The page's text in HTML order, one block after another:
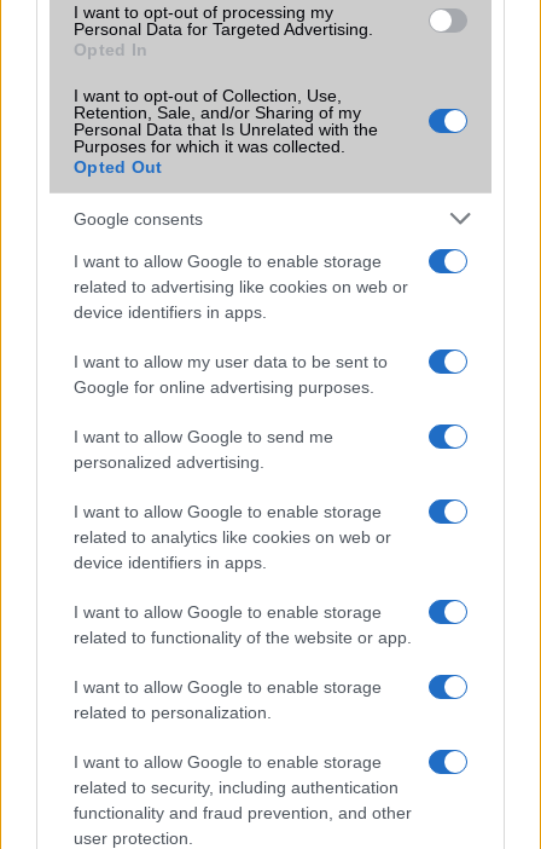
I want to opt-out of processing my
Personal Data for Targeted Advertising.
Opted In
I want to opt-out of Collection, Use,
Retention, Sale, and/or Sharing of my
Personal Data that Is Unrelated with the
Purposes for which it was collected.
Opted Out
Google consents
I want to allow Google to enable storage
related to advertising like cookies on web or
device identifiers in apps.
I want to allow my user data to be sent to
Google for online advertising purposes.
I want to allow Google to send me
personalized advertising.
I want to allow Google to enable storage
related to analytics like cookies on web or
device identifiers in apps.
I want to allow Google to enable storage
related to functionality of the website or app.
I want to allow Google to enable storage
related to personalization.
I want to allow Google to enable storage
related to security, including authentication
functionality and fraud prevention, and other
user protection.
Az Edge Panel az egyik leghasznosabb funkció, amely
jelentősen felgyorsítja a mindennapi használatot,
miközben a Pixel telefonokból továbbra is hiányzik.
KAPCSOLÓDÓ HÍREK
Összeolvad a OnePlus és a Realme – új korszak kezdődik
a mobilpiacon
korszakát
ba olvad a legendás márka
Fordulat Európában: a OnePlus már az OPPO készülékeit
ajánlja saját weboldalán
A OnePlus európai jövője kérdéses, egyre több felhasználó
panaszkodik garanciális problémákra
Véget ér egy legenda - Ez lehet a OnePlus utolsó hete
önálló márkaként
Újabb pletyka rengetheti meg az Android piacát: a OnePlus
mellett a realme jövője is bizonytalanná válhat
Egy korszaknak vége: a OnePlus hivatalosan is kivonul
Európából és Észak-Amerikából
További hírek